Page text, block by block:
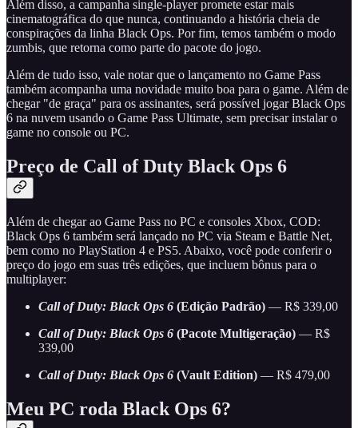
Além disso, a campanha single-player promete estar mais
cinematográfica do que nunca, continuando a história cheia de
conspirações da linha Black Ops. Por fim, temos também o modo
zumbis, que retorna como parte do pacote do jogo.
Além de tudo isso, vale notar que o lançamento no Game Pass
também acompanha uma novidade muito boa para o game. Além de
chegar "de graça" para os assinantes, será possível jogar Black Ops
6 na nuvem usando o Game Pass Ultimate, sem precisar instalar o
game no console ou PC.
Preço de Call of Duty Black Ops 6
Além de chegar ao Game Pass no PC e consoles Xbox, COD:
Black Ops 6 também será lançado no PC via Steam e Battle Net,
bem como no PlayStation 4 e PS5. Abaixo, você pode conferir o
preço do jogo em suas três edições, que incluem bônus para o
multiplayer:
Call of Duty: Black Ops 6 (Edição Padrão) — R$ 339,00
Call of Duty: Black Ops 6 (Pacote Multigeração) — R$
339,00
Call of Duty: Black Ops 6 (Vault Edition) — R$ 479,00
Meu PC roda Black Ops 6?